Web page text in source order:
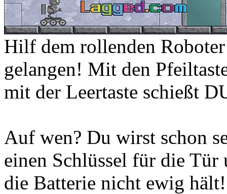
Hilf dem rollenden
gelangen! Mit den
mit der Leertaste schießt
Auf wen? Du wirst schon
einen Schlüssel für die
die Batterie nicht ewig